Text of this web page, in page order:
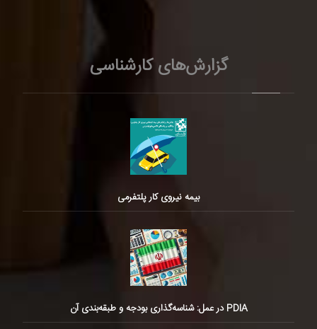
گزارش‌های کارشناسی
بیمه نیروی کار پلتفرمی
PDIA در عمل: شناسه‌گذاری بودجه و طبقه‌بندی آن